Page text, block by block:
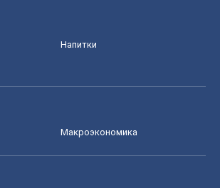
Напитки
Mакроэкономика